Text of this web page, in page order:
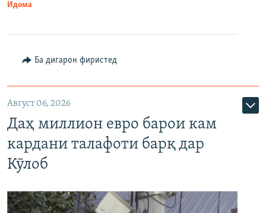
Идома
Ба дигарон фиристед
Август 06, 2026
Даҳ миллион евро барои кам
кардани талафоти барқ дар
Кӯлоб